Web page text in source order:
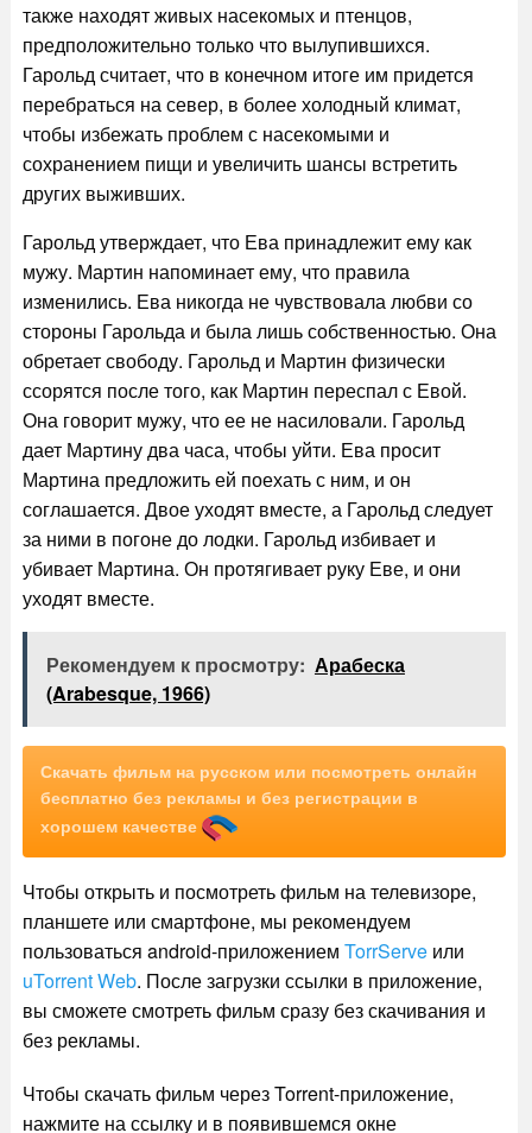
также находят живых насекомых и птенцов,
предположительно только что вылупившихся.
Гарольд считает, что в конечном итоге им придется
перебраться на север, в более холодный климат,
чтобы избежать проблем с насекомыми и
сохранением пищи и увеличить шансы встретить
других выживших.
Гарольд утверждает, что Ева принадлежит ему как
мужу. Мартин напоминает ему, что правила
изменились. Ева никогда не чувствовала любви со
стороны Гарольда и была лишь собственностью. Она
обретает свободу. Гарольд и Мартин физически
ссорятся после того, как Мартин переспал с Евой.
Она говорит мужу, что ее не насиловали. Гарольд
дает Мартину два часа, чтобы уйти. Ева просит
Мартина предложить ей поехать с ним, и он
соглашается. Двое уходят вместе, а Гарольд следует
за ними в погоне до лодки. Гарольд избивает и
убивает Мартина. Он протягивает руку Еве, и они
уходят вместе.
Рекомендуем к просмотру: Арабеска
(Arabesque, 1966)
Скачать фильм на русском или посмотреть онлайн
бесплатно без рекламы и без регистрации в
хорошем качестве
Чтобы открыть и посмотреть фильм на телевизоре,
планшете или смартфоне, мы рекомендуем
пользоваться android-приложением TorrServeили
uTorrent Web. После загрузки ссылки в приложение,
вы сможете смотреть фильм сразу без скачивания и
без рекламы.
Чтобы скачать фильм через Torrent-приложение,
нажмите на ссылку и в появившемся окне